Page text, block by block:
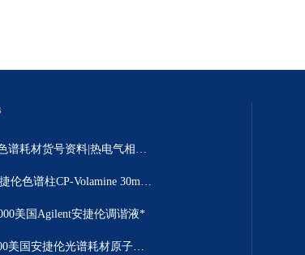
全线热电色谱耗材货号资料|热电气相色谱耗材货号|热电气相色谱耗材货号总代理
CP7447安捷伦色谱柱CP-Volamine 30m x 0.32mm
美国Agilent安捷伦调谐液*
9910053300美国安捷伦光谱耗材原子吸收光谱仪撞击球现货